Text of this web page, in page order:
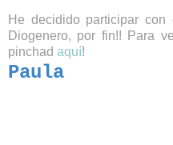
He decidido participar
Diogenero, por fin!! Para
pinchad aquí!
Paula